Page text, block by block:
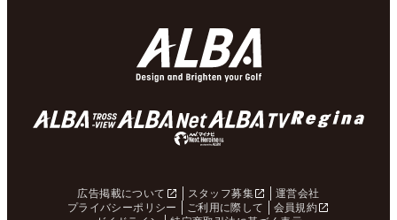
広告掲載について スタッフ募集
運営会社
プライバシーポリシー
ご利用に際して
会員規約